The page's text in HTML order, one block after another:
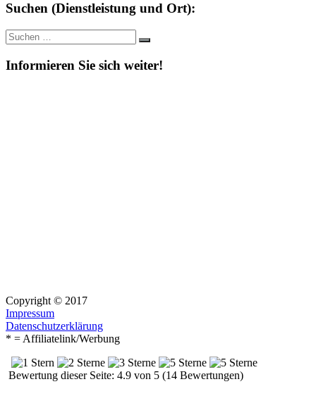
Suchen (Dienstleistung und Ort):
Suche
nach:
Suchen
Informieren Sie sich weiter!
Copyright © 2017
Impressum
Datenschutzerklärung
* = Affiliatelink/Werbung
Bewertung dieser Seite: 4.9 von 5 (14 Bewertungen)